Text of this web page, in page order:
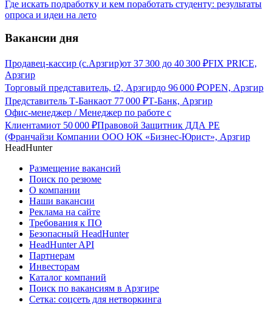
Где искать подработку и кем поработать студенту: результаты
опроса и идеи на лето
Вакансии дня
Продавец-кассир (с.Арзгир)от 37 300 до 40 300 ₽FIX PRICE,
Арзгир
Торговый представитель, t2, Арзгирдо 96 000 ₽OPEN, Арзгир
Представитель Т-Банкаот 77 000 ₽Т-Банк, Арзгир
Офис-менеджер / Менеджер по работе с
Клиентамиот 50 000 ₽Правовой Защитник ДДА РЕ
(Франчайзи Компании ООО ЮК «Бизнес-Юрист», Арзгир
HeadHunter
Размещение вакансий
Поиск по резюме
О компании
Наши вакансии
Реклама на сайте
Требования к ПО
Безопасный HeadHunter
HeadHunter API
Партнерам
Инвесторам
Каталог компаний
Поиск по вакансиям в Арзгире
Сетка: соцсеть для нетворкинга